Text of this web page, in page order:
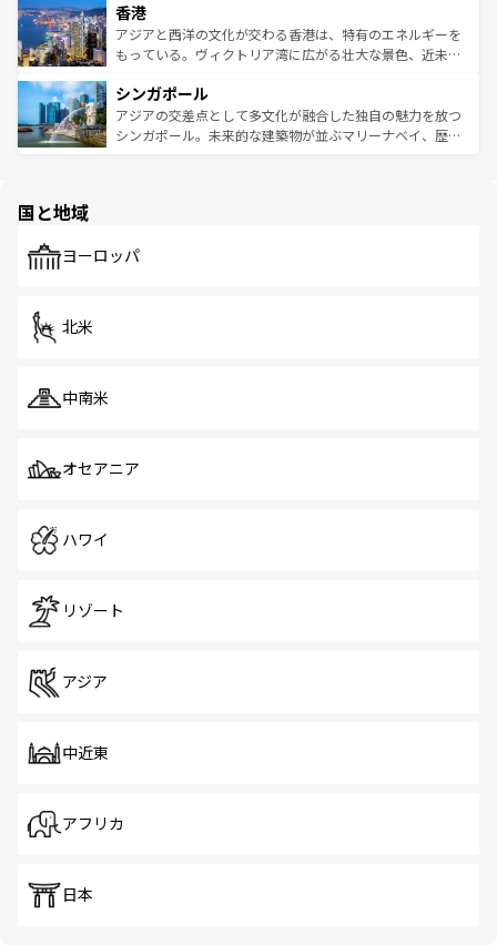
とつ。フォーやバインミー、ベトナムコーヒーなどは、ぜ
ひ現地で味わいたい。どの地域を訪れてもあたたかい人々
が旅行者を迎えてくれるので、きっと忘れられない旅にな
参照してほしい。
の活気が交差している。北部ではチェンマイなどの山岳地
帯で自然と触れ合い、南部ではプーケットやクラビの美し
いビーチでリゾート気分を楽しむことができる。タイ料理
激する。気候は一年中温暖で、どの季節にも異なる楽しみ
が待っている。親しみやすいタイの人々、仏教を中心とし
た文化、そして多様な観光資源が、訪れる旅人を魅了し続
香港
アジアと西洋の文化が交わる香港は、特有のエネルギーを
もっている。ヴィクトリア湾に広がる壮大な景色、近未来
み、どこを訪れても感動するはず。観光スポットが密集し
ており、効率よく見どころを回れるのも魅力。息をのむよ
うな絶景から文化的な体験まで、香港を存分に楽しみ尽く
シンガポール
アジアの交差点として多文化が融合した独自の魅力を放つ
シンガポール。未来的な建築物が並ぶマリーナベイ、歴史
で、ホーカーズは地元の風情を楽しめる外せないスポット
国と地域
ヨーロッパ
北米
中南米
オセアニア
ハワイ
リゾート
アジア
中近東
アフリカ
日本